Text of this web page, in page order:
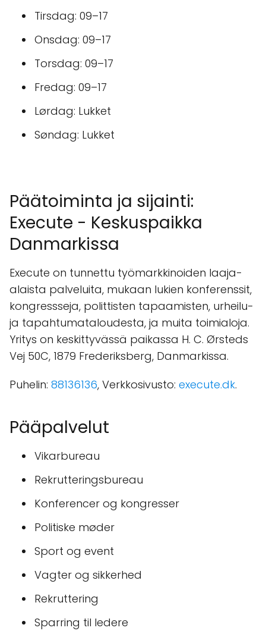
Tirsdag: 09–17
Onsdag: 09–17
Torsdag: 09–17
Fredag: 09–17
Lørdag: Lukket
Søndag: Lukket
Päätoiminta ja sijainti:
Execute - Keskuspaikka
Danmarkissa
Execute on tunnettu työmarkkinoiden laaja-
alaista palveluita, mukaan lukien konferenssit,
kongressseja, polittisten tapaamisten, urheilu-
ja tapahtumataloudesta, ja muita toimialoja.
Yritys on keskittyvässä paikassa H. C. Ørsteds
Vej 50C, 1879 Frederiksberg, Danmarkissa.
Puhelin: 88136136, Verkkosivusto: execute.dk.
Pääpalvelut
Vikarbureau
Rekrutteringsbureau
Konferencer og kongresser
Politiske møder
Sport og event
Vagter og sikkerhed
Rekruttering
Sparring til ledere